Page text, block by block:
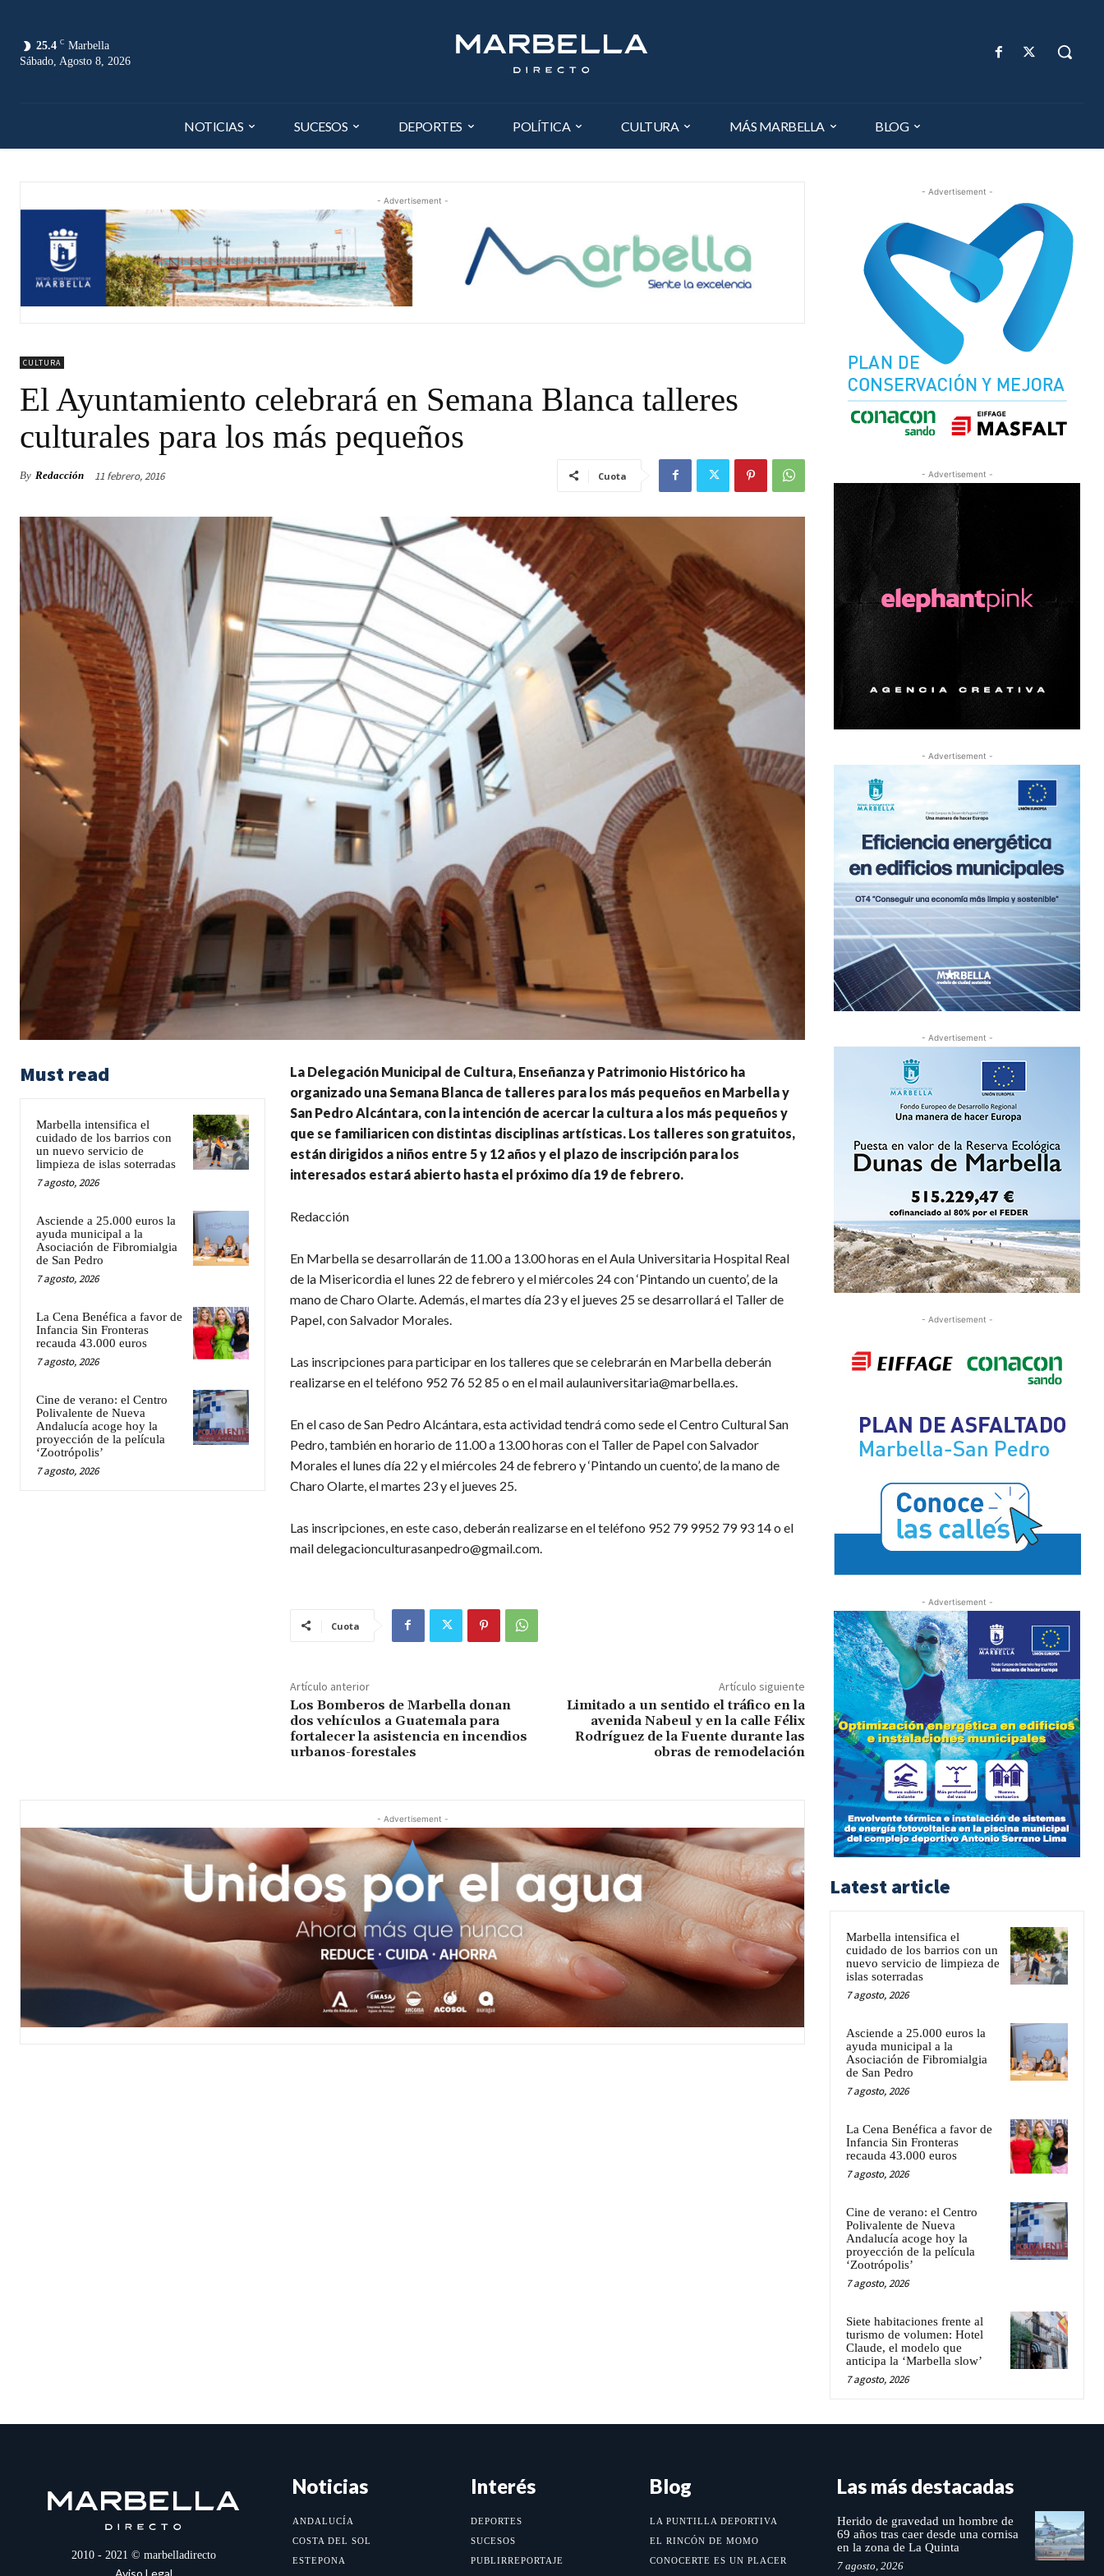
25.4 C Marbella
Sábado, Agosto 8, 2026
NOTICIAS SUCESOS DEPORTES POLÍTICA CULTURA MÁS MARBELLA BLOG
- Advertisement -
CULTURA
El Ayuntamiento celebrará en Semana Blanca talleres
culturales para los más pequeños
By Redacción 11 febrero, 2016 Cuota
Must read
Marbella intensifica el
cuidado de los barrios con
un nuevo servicio de
limpieza de islas soterradas
7 agosto, 2026
Asciende a 25.000 euros la
ayuda municipal a la
Asociación de Fibromialgia
de San Pedro
7 agosto, 2026
La Cena Benéfica a favor de
Infancia Sin Fronteras
recauda 43.000 euros
7 agosto, 2026
Cine de verano: el Centro
Polivalente de Nueva
Andalucía acoge hoy la
proyección de la película
‘Zootrópolis’
7 agosto, 2026
La Delegación Municipal de Cultura, Enseñanza y Patrimonio Histórico ha
organizado una Semana Blanca de talleres para los más pequeños en Marbella y
San Pedro Alcántara, con la intención de acercar la cultura a los más pequeños y
que se familiaricen con distintas disciplinas artísticas. Los talleres son gratuitos,
están dirigidos a niños entre 5 y 12 años y el plazo de inscripción para los
interesados estará abierto hasta el próximo día 19 de febrero.
Redacción
En Marbella se desarrollarán de 11.00 a 13.00 horas en el Aula Universitaria Hospital Real
de la Misericordia el lunes 22 de febrero y el miércoles 24 con ‘Pintando un cuento’, de la
mano de Charo Olarte. Además, el martes día 23 y el jueves 25 se desarrollará el Taller de
Papel, con Salvador Morales.
Las inscripciones para participar en los talleres que se celebrarán en Marbella deberán
realizarse en el teléfono 952 76 52 85 o en el mail aulauniversitaria@marbella.es.
En el caso de San Pedro Alcántara, esta actividad tendrá como sede el Centro Cultural San
Pedro, también en horario de 11.00 a 13.00 horas con el Taller de Papel con Salvador
Morales el lunes día 22 y el miércoles 24 de febrero y ‘Pintando un cuento’, de la mano de
Charo Olarte, el martes 23 y el jueves 25.
Las inscripciones, en este caso, deberán realizarse en el teléfono 952 79 9952 79 93 14 o el
mail delegacionculturasanpedro@gmail.com.
Cuota
Artículo anterior
Los Bomberos de Marbella donan
dos vehículos a Guatemala para
fortalecer la asistencia en incendios
urbanos-forestales
Artículo siguiente
Limitado a un sentido el tráfico en la
avenida Nabeul y en la calle Félix
Rodríguez de la Fuente durante las
obras de remodelación
- Advertisement -
- Advertisement -
- Advertisement -
- Advertisement -
- Advertisement -
- Advertisement -
- Advertisement -
Latest article
Marbella intensifica el
cuidado de los barrios con un
nuevo servicio de limpieza de
islas soterradas
7 agosto, 2026
Asciende a 25.000 euros la
ayuda municipal a la
Asociación de Fibromialgia
de San Pedro
7 agosto, 2026
La Cena Benéfica a favor de
Infancia Sin Fronteras
recauda 43.000 euros
7 agosto, 2026
Cine de verano: el Centro
Polivalente de Nueva
Andalucía acoge hoy la
proyección de la película
‘Zootrópolis’
7 agosto, 2026
Siete habitaciones frente al
turismo de volumen: Hotel
Claude, el modelo que
anticipa la ‘Marbella slow’
7 agosto, 2026
2010 - 2021 © marbelladirecto
Aviso Legal
Noticias
ANDALUCÍA
COSTA DEL SOL
ESTEPONA
Interés
DEPORTES
SUCESOS
PUBLIRREPORTAJE
Blog
LA PUNTILLA DEPORTIVA
EL RINCÓN DE MOMO
CONOCERTE ES UN PLACER
Las más destacadas
Herido de gravedad un hombre de
69 años tras caer desde una cornisa
en la zona de La Quinta
7 agosto, 2026